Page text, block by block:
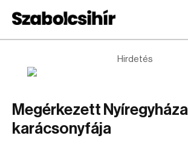
Hirdetés
Megérkezett Nyíregyháza
karácsonyfája